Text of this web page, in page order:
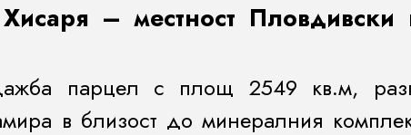
– местност
парцел с площ 2549 кв.м,
в близост до минералния